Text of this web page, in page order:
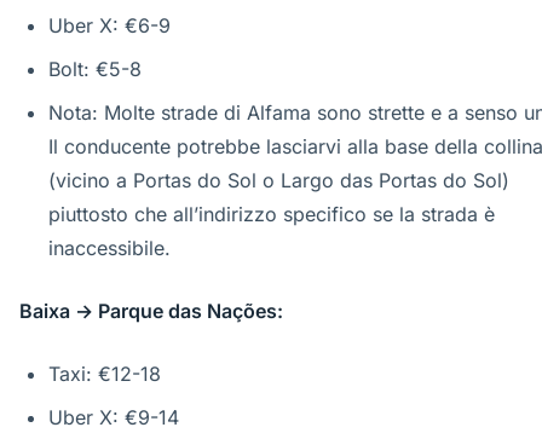
Uber X: €6-9
Bolt: €5-8
Nota: Molte strade di Alfama sono strette e a senso
Il conducente potrebbe lasciarvi alla base della collina
(vicino a Portas do Sol o Largo das Portas do Sol)
piuttosto che all’indirizzo specifico se la strada è
inaccessibile.
Baixa → Parque das Nações:
Taxi: €12-18
Uber X: €9-14